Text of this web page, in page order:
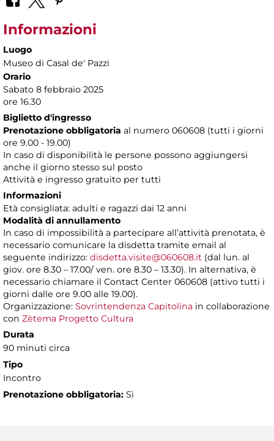
Informazioni
Luogo
Museo di Casal de' Pazzi
Orario
Sabato 8 febbraio 2025
ore 16.30
Biglietto d'ingresso
Prenotazione obbligatoria al numero 060608 (tutti i giorni
ore 9.00 - 19.00)
In caso di disponibilità le persone possono aggiungersi
anche il giorno stesso sul posto
Attività e ingresso gratuito per tutti
Informazioni
Età consigliata: adulti e ragazzi dai 12 anni
Modalità di annullamento
In caso di impossibilità a partecipare all’attività prenotata, è
necessario comunicare la disdetta tramite email al
seguente indirizzo: disdetta.visite@060608.it (dal lun. al
giov. ore 8.30 – 17.00/ ven. ore 8.30 – 13.30). In alternativa, è
necessario chiamare il Contact Center 060608 (attivo tutti i
giorni dalle ore 9.00 alle 19.00).
Organizzazione: Sovrintendenza Capitolina in collaborazione
con Zètema Progetto Cultura
Durata
90 minuti circa
Tipo
Incontro
Prenotazione obbligatoria: Sì